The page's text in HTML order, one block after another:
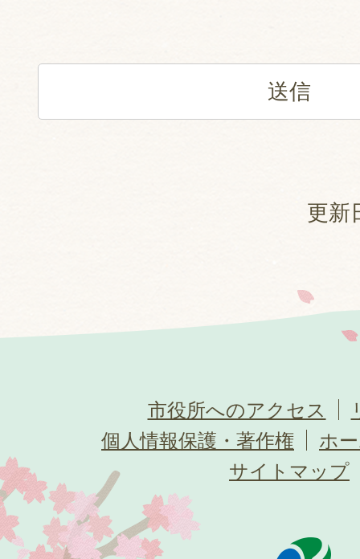
更新
市役所へのアクセス
個人情報保護・著作権
ホ
サイトマップ